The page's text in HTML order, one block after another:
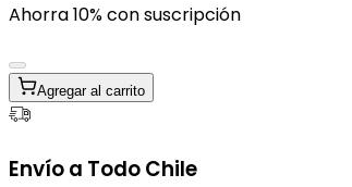
Ahorra 10% con suscripción
Agregar al carrito
Envío a Todo Chile